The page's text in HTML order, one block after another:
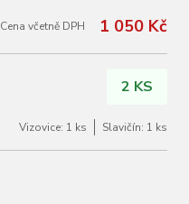
Cena včetně DPH 1 050 Kč
2 KS
Vizovice: 1 ks Slavičín: 1 ks